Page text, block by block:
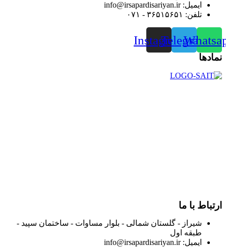
ایمیل: info@irsapardisariyan.ir
تلفن: ۳۶۵۱۵۶۵۱ - ۰۷۱
Telegram
Instagram
نمادها
ارتباط با ما
شیراز - گلستان شمالی - بلوار مساوات - ساختمان سپید -
طبقه اول
ایمیل: info@irsapardisariyan.ir